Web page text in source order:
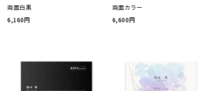
両面白黒
6,160円
両面カラー
6,600円